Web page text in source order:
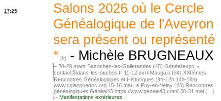
17:25
Salons 2026 où le Cercle
Généalogique de l'Aveyron
sera présent ou représenté
*
- Michèle BRUGNEAUX
– 28-29 mars Bazoches-les-Gallerandes (45) Généal'expo. -
contactⓐdans-les-ouches.fr 11-12 avril Mauguio (34) XXIIèmes
Rencontres Généalogiques et Historiques (9h-12h 14h-18h)
www.cglanguedoc.org 15-16 mai Le Puy-en-Velay (43) Rencontres
généalogiques Généal43 https://www.geneal43.com/ 30-31 mai (…)
-- Manifestations extérieures